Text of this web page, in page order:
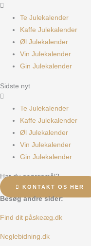
Te Julekalender
Kaffe Julekalender
Øl Julekalender
Vin Julekalender
Gin Julekalender
Sidste nyt
Te Julekalender
Kaffe Julekalender
Øl Julekalender
Vin Julekalender
Gin Julekalender
Har du spørgsmål?
KONTAKT OS HER
Besøg andre sider:
Find dit påskeæg.dk
Neglebidning.dk